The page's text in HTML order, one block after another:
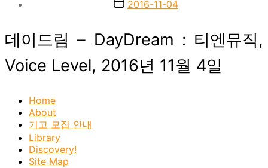
2016-11-04
데이드림 – DayDream : 티엔뮤직,
Voice Level, 2016년 11월 4일
Home
About
기고 모집 안내
Library
Discovery!
Site Map